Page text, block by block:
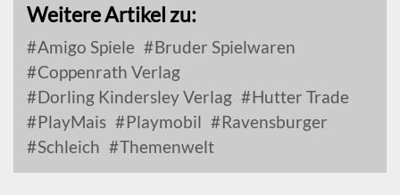
Weitere Artikel zu:
Amigo Spiele
Bruder Spielwaren
Coppenrath Verlag
Dorling Kindersley Verlag
Hutter Trade
PlayMais
Playmobil
Ravensburger
Schleich
Themenwelt